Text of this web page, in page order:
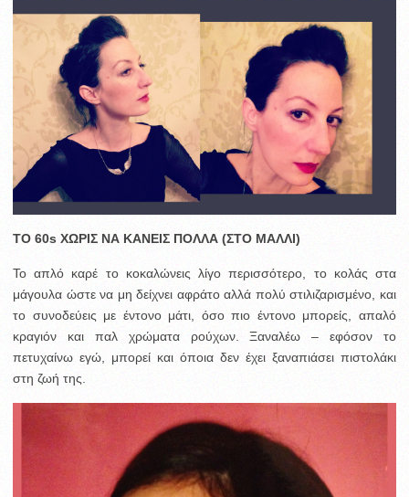
ΤΟ 60s ΧΩΡΙΣ ΝΑ ΚΑΝΕΙΣ ΠΟΛΛΑ (ΣΤΟ ΜΑΛΛΙ)
Το απλό καρέ το κοκαλώνεις λίγο περισσότερο, το κολάς στα
μάγουλα ώστε να μη δείχνει αφράτο αλλά πολύ στιλιζαρισμένο, και
το συνοδεύεις με έντονο μάτι, όσο πιο έντονο μπορείς, απαλό
κραγιόν και παλ χρώματα ρούχων. Ξαναλέω – εφόσον το
πετυχαίνω εγώ, μπορεί και όποια δεν έχει ξαναπιάσει πιστολάκι
στη ζωή της.